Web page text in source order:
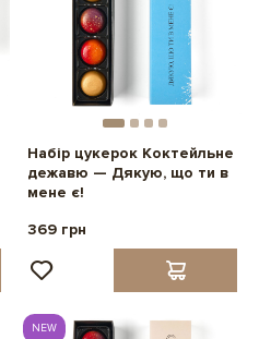
Набір цукерок Коктейльне
дежавю — Дякую, що ти в
мене є!
369 грн
NEW